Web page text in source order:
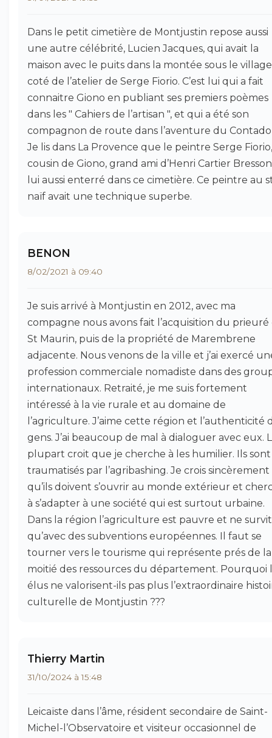
Dans le petit cimetière de Montjustin repose aussi
une autre célébrité, Lucien Jacques, qui avait la
maison avec le puits dans la montée sous le
coté de l’atelier de Serge Fiorio. C’est lui qui a fait
connaitre Giono en publiant ses premiers poèmes
dans les " Cahiers de l’artisan ", et qui a été son
compagnon de route dans l’aventure du
Je lis dans La Provence que le peintre Serge Fiorio,
cousin de Giono, grand ami d’Henri Cartier
lui aussi enterré dans ce cimetière. Ce peintre au
naïf avait une technique superbe.
BENON
8/02/2021 à 09:40
Je suis arrivé à Montjustin en 2012, avec ma
compagne nous avons fait l’acquisition du prieuré
St Maurin, puis de la propriété de Marembrene
adjacente. Nous venons de la ville et j’ai exercé
profession commerciale nomadiste dans des
internationaux. Retraité, je me suis fortement
intéressé à la vie rurale et au domaine de
l’agriculture. J’aime cette région et l’authenticité
gens. J’ai beaucoup de mal à dialoguer avec eux.
plupart croit que je cherche à les humilier. Ils sont
traumatisés par l’agribashing. Je crois sincèrement
qu’ils doivent s’ouvrir au monde extérieur et
à s’adapter à une société qui est surtout urbaine.
Dans la région l’agriculture est pauvre et ne survit
qu’avec des subventions européennes. Il faut se
tourner vers le tourisme qui représente prés de la
moitié des ressources du département. Pourquoi
élus ne valorisent-ils pas plus l’extraordinaire
culturelle de Montjustin ???
Thierry Martin
31/10/2024 à 15:48
Leicaïste dans l’âme, résident secondaire de Saint-
Michel-l’Observatoire et visiteur occasionnel de